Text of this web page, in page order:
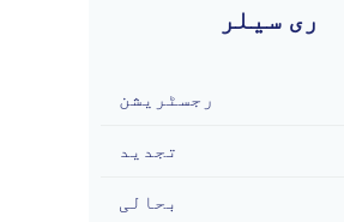
ری سیلر
رجسٹریشن
تجدید
بحالی